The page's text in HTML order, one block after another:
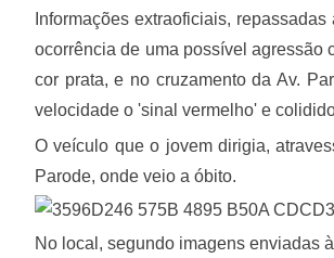
Informações extraoficiais,
ocorrência de uma possível agressão
cor prata, e no cruzamento da Av.
velocidade o 'sinal vermelho' e
O veículo que o jovem dirigia,
Parode, onde veio a óbito.
No local, segundo imagens enviadas